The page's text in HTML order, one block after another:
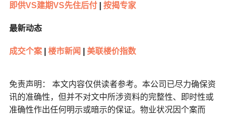
即供VS建期VS先住后付 按揭专家
最新动态
成交个案 楼市新闻 美联楼价指数
免责声明： 本文内容仅供读者参考。本公司已尽力确保资
讯的准确性，但并不对文中所涉资料的完整性、即时性或
准确性作出任何明示或暗示的保证。物业状况因个案而